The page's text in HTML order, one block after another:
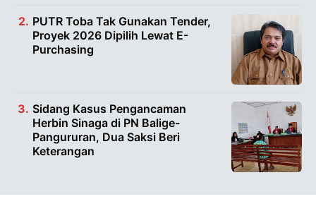
PUTR Toba Tak Gunakan Tender,
Proyek 2026 Dipilih Lewat E-
Purchasing
Sidang Kasus Pengancaman
Herbin Sinaga di PN Balige-
Pangururan, Dua Saksi Beri
Keterangan